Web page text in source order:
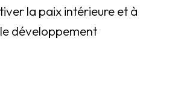
la paix intérieure et à
développement